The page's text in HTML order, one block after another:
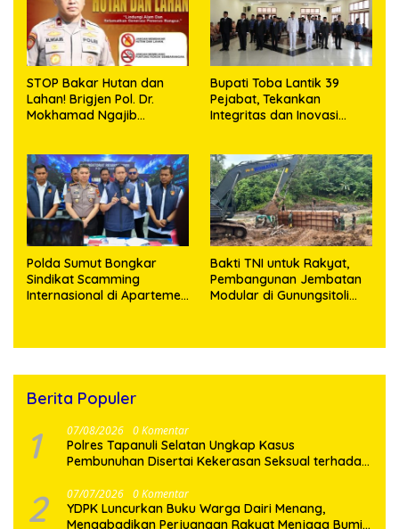
STOP Bakar Hutan dan
Lahan! Brigjen Pol. Dr.
Mokhamad Ngajib
Masa Depan!
Bupati Toba Lantik 39
Pejabat, Tekankan
Integritas dan Inovasi
Polda Sumut Bongkar
Sindikat Scamming
Internasional di Apartemen
Bakti TNI untuk Rakyat,
Pembangunan Jembatan
Modular di Gunungsitoli
Berita Populer
1 07/08/2026 0 Komentar
Polres Tapanuli Selatan Ungkap Kasus
Pembunuhan Disertai Kekerasan Seksual terhadap
2 07/07/2026 0 Komentar
YDPK Luncurkan Buku Warga Dairi Menang,
Mengabadikan Perjuangan Rakyat Menjaga Bumi